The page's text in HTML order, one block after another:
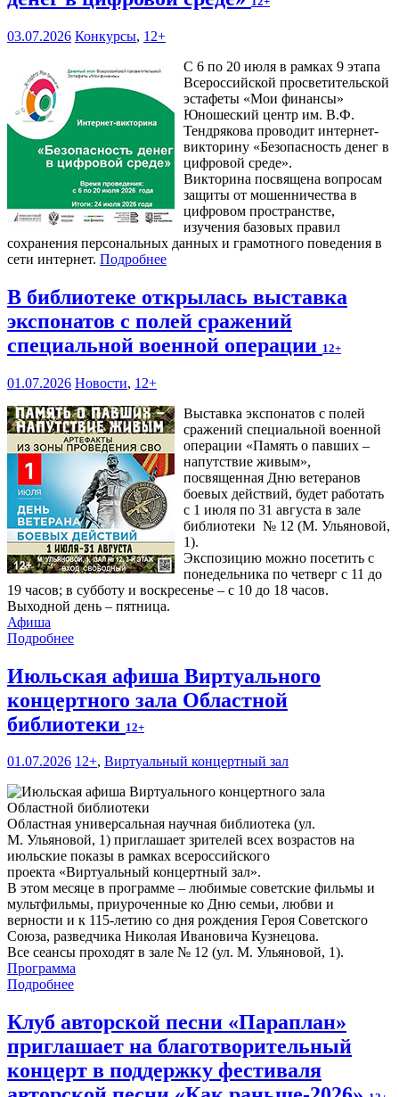
03.07.2026 Конкурсы, 12+
С 6 по 20 июля в рамках 9 этапа
Всероссийской просветительской
эстафеты «Мои финансы»
Юношеский центр им. В.Ф.
Тендрякова проводит интернет-
викторину «Безопасность денег в
цифровой среде».
Викторина посвящена вопросам
защиты от мошенничества в
цифровом пространстве,
изучения базовых правил
сохранения персональных данных и грамотного поведения в
сети интернет. Подробнее
В библиотеке открылась выставка
экспонатов с полей сражений
специальной военной операции 12+
01.07.2026 Новости, 12+
Выставка экспонатов с полей
сражений специальной военной
операции «Память о павших –
напутствие живым»,
посвященная Дню ветеранов
боевых действий, будет работать
с 1 июля по 31 августа в зале
библиотеки № 12 (М. Ульяновой,
1).
Экспозицию можно посетить с
понедельника по четверг с 11 до
19 часов; в субботу и воскресенье – с 10 до 18 часов.
Выходной день – пятница.
Афиша
Подробнее
Июльская афиша Виртуального
концертного зала Областной
библиотеки 12+
01.07.2026 12+, Виртуальный концертный зал
Областная универсальная научная библиотека (ул.
М. Ульяновой, 1) приглашает зрителей всех возрастов на
июльские показы в рамках всероссийского
проекта «Виртуальный концертный зал».
В этом месяце в программе – любимые советские фильмы и
мультфильмы, приуроченные ко Дню семьи, любви и
верности и к 115-летию со дня рождения Героя Советского
Союза, разведчика Николая Ивановича Кузнецова.
Все сеансы проходят в зале № 12 (ул. М. Ульяновой, 1).
Программа
Подробнее
Клуб авторской песни «Параплан»
приглашает на благотворительный
концерт в поддержку фестиваля